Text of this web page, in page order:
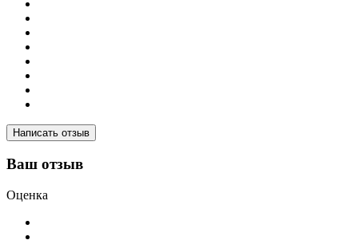
Написать отзыв
Ваш отзыв
Оценка